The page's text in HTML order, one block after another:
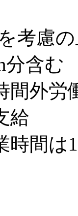
考慮
含む
間外
給
時間は